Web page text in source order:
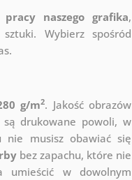
naszego grafika,
Wybierz spośród
g/m2. Jakość obrazów
drukowane powoli, w
nie musisz obawiać się
bez zapachu, które nie
umieścić w dowolnym